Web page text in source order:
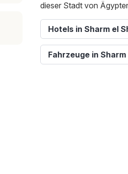
dieser Stadt von
Hotels in Sharm el
Fahrzeuge in Sharm